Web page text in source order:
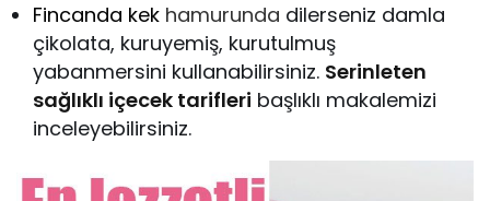
Fincanda kek hamurunda dilerseniz damla
çikolata, kuruyemiş, kurutulmuş
yabanmersini kullanabilirsiniz. Serinleten
sağlıklı içecek tarifleri başlıklı makalemizi
inceleyebilirsiniz.